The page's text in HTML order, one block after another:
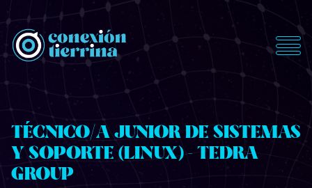
ConexionTierrina
TÉCNICO/A JUNIOR DE SISTEMAS
Y SOPORTE (LINUX) - TEDRA
GROUP